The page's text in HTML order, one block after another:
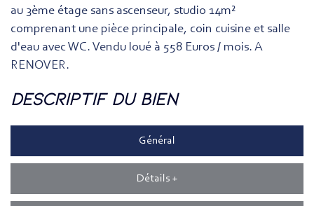
au 3ème étage sans ascenseur, studio 14m²
comprenant une pièce principale, coin cuisine et salle
d'eau avec WC. Vendu loué à 558 Euros / mois. A
RENOVER.
descriptif du bien
Général
Détails +